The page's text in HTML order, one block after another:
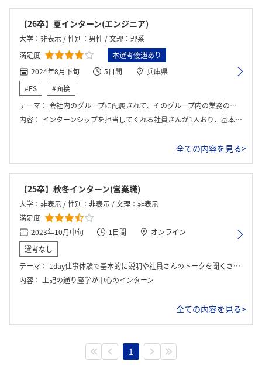
【26卒】夏インターン(エンジニア)
大学：非表示 / 性別：男性 / 文理：理系
満足度
本選考優遇あり
2024年8月下旬
5日間
兵庫県
#ES
#面接
テーマ： 会社内のグループに配属されて、そのグループ内の業務の一部を体験する。
内容： インターンシップを担当してくれる社員さんが1人おり、基本的にその方の指示に従って作業を進めた。仕事後に若手社員との懇親会を参加してくださり、ざっくばらんに様々な話を聞いた。
全ての内容を見る>
【25卒】秋冬インターン(営業職)
大学：非表示 / 性別：非表示 / 文理：非表示
満足度
2023年10月中旬
1日間
オンライン
選考なし
テーマ： 1day仕事体験で基本的に説明や社員さんのトークを聞くさらに社員さんにズーム越しで質問するという内容のインターンシップであった
内容： 上記の通り座学が中心のインターン
全ての内容を見る>
1